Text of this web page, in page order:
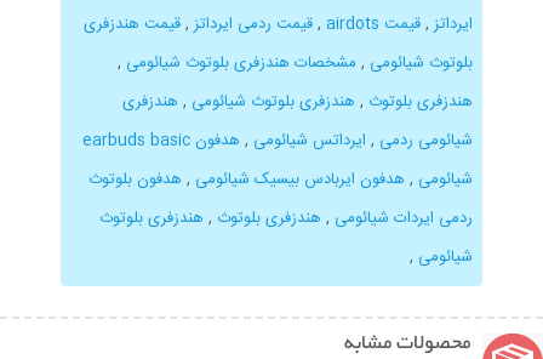
ایرداتز ,قیمت airdots ,قیمت ردمی ایرداتز ,قیمت هندزفری
بلوتوث شیائومی , مشخصات هندزفری بلوتوث شیائومی ,
هندزفری بلوتوث , هندزفری بلوتوث شیائومی , هندزفری
شیائومی ردمی , ایرداتس شیائومی ,
هدفون earbuds basic
شیائومی , هدفون ایربادس بیسیک شیائومی , هدفون بلوتوث
ردمی ایردات شیائومی , هندزفری بلوتوث , هندزفری بلوتوث
شیائومی ,
محصولات مشابه